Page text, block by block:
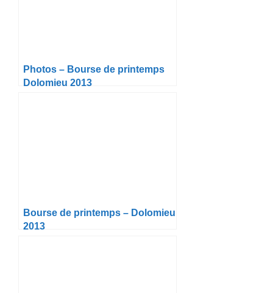
Photos – Bourse de printemps
Dolomieu 2013
Bourse de printemps – Dolomieu
2013